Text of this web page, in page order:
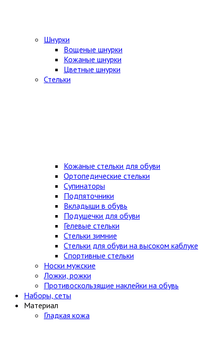
Шнурки
Вощеные шнурки
Кожаные шнурки
Цветные шнурки
Стельки
Кожаные стельки для обуви
Ортопедические стельки
Супинаторы
Подпяточники
Вкладыши в обувь
Подушечки для обуви
Гелевые стельки
Стельки зимние
Стельки для обуви на высоком каблуке
Спортивные стельки
Носки мужские
Ложки, рожки
Противоскользящие наклейки на обувь
Наборы, сеты
Материал
Гладкая кожа